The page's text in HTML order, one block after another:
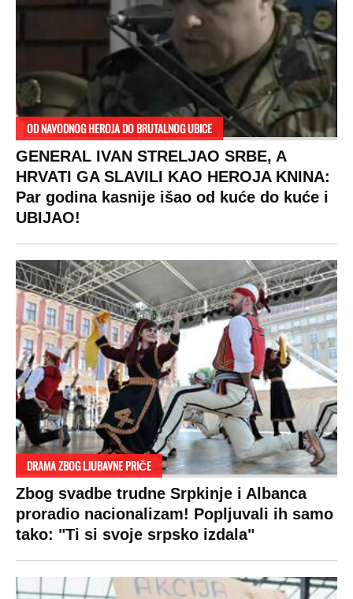
RAJ!
Žene u Srbiji su poludele za njima,
ogledaju se, bacaju pare: Ovde bunde
koštaju 100 evra, a neke i 2.000 dinara!
SPREMITE SE
Za posnu slavsku trpezu ove godine treba
izdvojiti ozbiljnu sumu novca: Nečija cela
plata ode na svega 20 gostiju